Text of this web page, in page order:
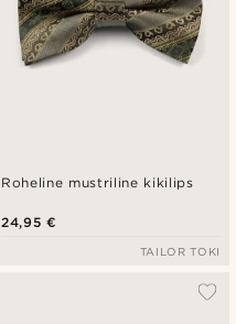
Roheline mustriline kikilips
24,95 €
TAILOR TOKI